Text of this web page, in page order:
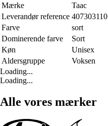
Mærke
Taac
Leverandør reference 407303110
Farve
sort
Dominerende farve
Sort
Køn
Unisex
Aldersgruppe
Voksen
Loading...
Loading...
Alle vores mærker